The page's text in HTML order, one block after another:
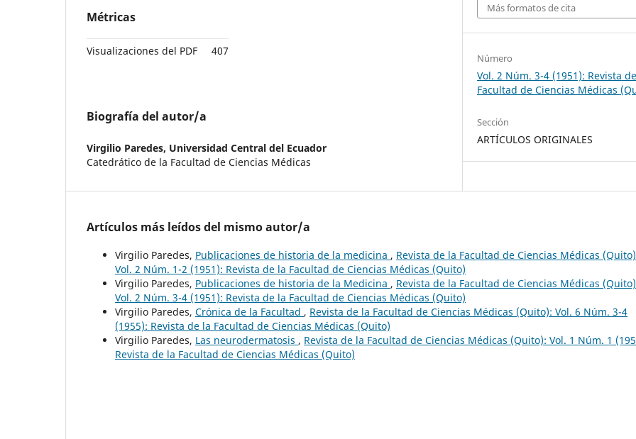
Métricas
Visualizaciones del PDF 407
Biografía del autor/a
Virgilio Paredes, Universidad Central del Ecuador
Catedrático de la Facultad de Ciencias Médicas
Más formatos de cita
Número
Vol. 2 Núm. 3-4 (1951): Revista
Facultad de Ciencias Médicas
Sección
ARTÍCULOS ORIGINALES
Artículos más leídos del mismo autor/a
Virgilio Paredes, Publicaciones de historia de la medicina , Revista de la Facultad de Ciencias Médicas
Vol. 2 Núm. 1-2 (1951): Revista de la Facultad de Ciencias Médicas (Quito)
Virgilio Paredes, Publicaciones de historia de la Medicina , Revista de la Facultad de Ciencias Médicas
Vol. 2 Núm. 3-4 (1951): Revista de la Facultad de Ciencias Médicas (Quito)
Virgilio Paredes, Crónica de la Facultad , Revista de la Facultad de Ciencias Médicas (Quito): Vol. 6 Núm. 3-4
(1955): Revista de la Facultad de Ciencias Médicas (Quito)
Virgilio Paredes, Las neurodermatosis , Revista de la Facultad de Ciencias Médicas (Quito): Vol. 1 Núm. 1
Revista de la Facultad de Ciencias Médicas (Quito)